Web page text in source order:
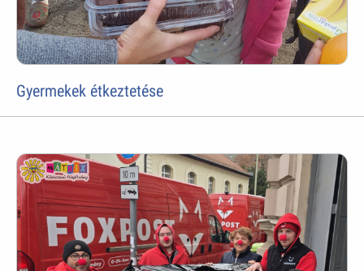
Gyermekek étkeztetése